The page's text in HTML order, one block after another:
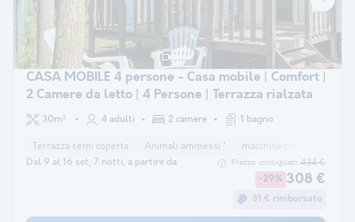
CASA MOBILE 4 persone - Casa mobile | Comfort |
2 Camere da letto | 4 Persone | Terrazza rialzata
30m² 4 adulti 2 camere 1 bagno
Terrazza semi coperta Animali ammessi * macchina per il caffè
Dal 9 al 16 set, 7 notti, a partire da Prezzo consigliato:434 €
-29% 308 €
31 € rimborsato